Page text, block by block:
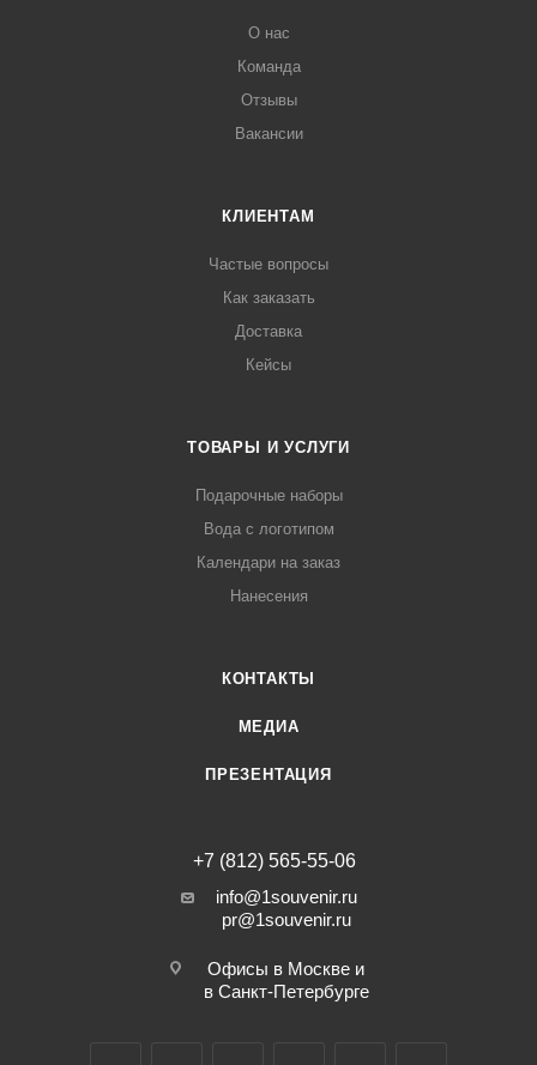
О нас
Команда
Отзывы
Вакансии
КЛИЕНТАМ
Частые вопросы
Как заказать
Доставка
Кейсы
ТОВАРЫ И УСЛУГИ
Подарочные наборы
Вода с логотипом
Календари на заказ
Нанесения
КОНТАКТЫ
МЕДИА
ПРЕЗЕНТАЦИЯ
+7 (812) 565-55-06
info@1souvenir.ru
pr@1souvenir.ru
Офисы в Москве и
в Санкт-Петербурге